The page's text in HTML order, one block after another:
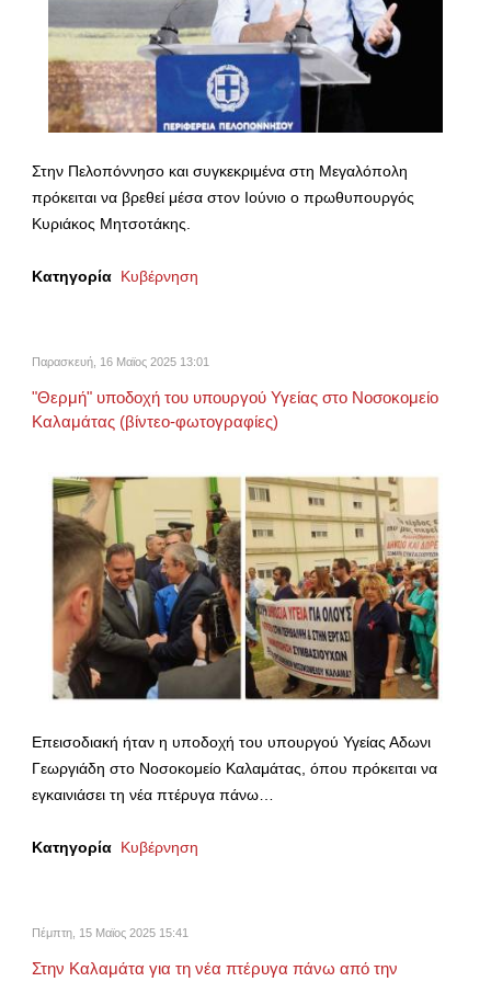
Στην Πελοπόννησο και συγκεκριμένα στη Μεγαλόπολη
πρόκειται να βρεθεί μέσα στον Ιούνιο ο πρωθυπουργός
Κυριάκος Μητσοτάκης.
Κατηγορία Κυβέρνηση
Παρασκευή, 16 Μαϊος 2025 13:01
"Θερμή" υποδοχή του υπουργού Υγείας στο Νοσοκομείο
Καλαμάτας (βίντεο-φωτογραφίες)
Επεισοδιακή ήταν η υποδοχή του υπουργού Υγείας Αδωνι
Γεωργιάδη στο Νοσοκομείο Καλαμάτας, όπου πρόκειται να
εγκαινιάσει τη νέα πτέρυγα πάνω…
Κατηγορία Κυβέρνηση
Πέμπτη, 15 Μαϊος 2025 15:41
Στην Καλαμάτα για τη νέα πτέρυγα πάνω από την